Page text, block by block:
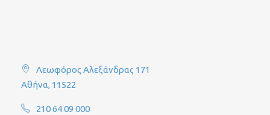
Λεωφόρος Αλεξάνδρας 171
Αθήνα, 11522
210 64 09 000